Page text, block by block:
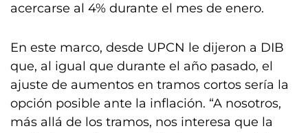
acercarse al 4% durante el mes de enero.
En este marco, desde UPCN le dijeron a DIB
que, al igual que durante el año pasado, el
ajuste de aumentos en tramos cortos sería la
opción posible ante la inflación. “A nosotros,
más allá de los tramos, nos interesa que la